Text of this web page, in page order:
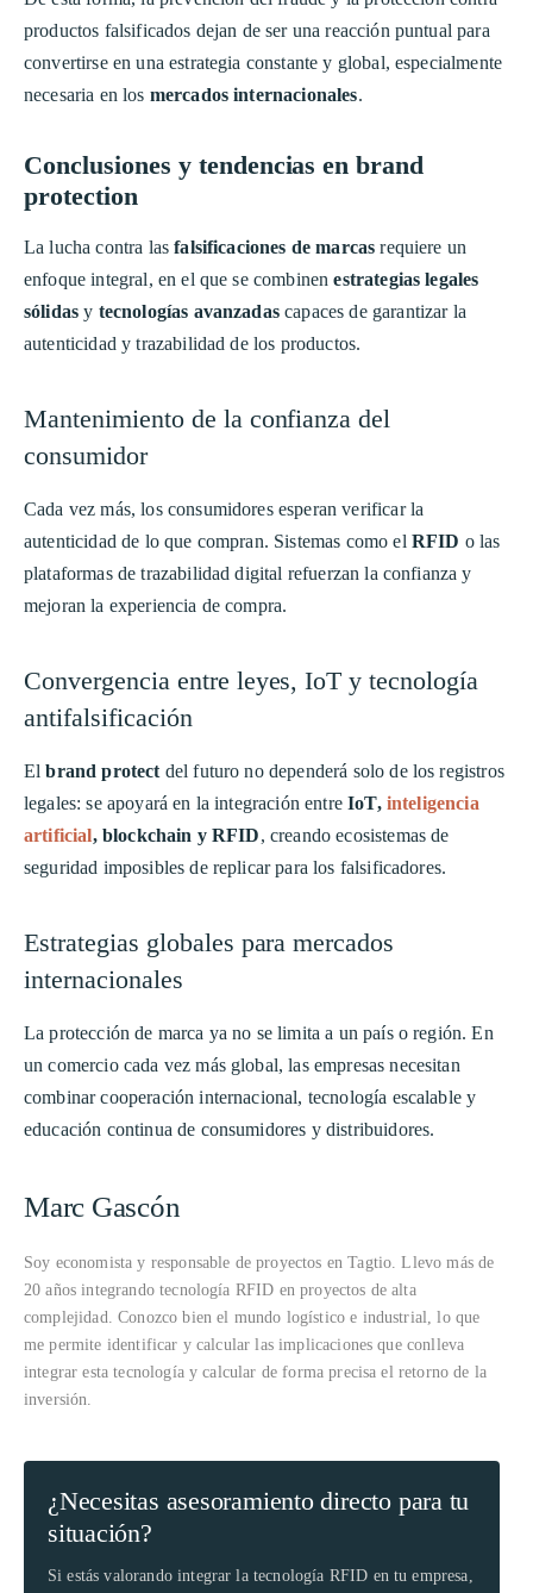
Marc Gascón
Soy economista y responsable de proyectos en Tagtio. Llevo más de
20 años integrando tecnología RFID en proyectos de alta
complejidad. Conozco bien el mundo logístico e industrial, lo que
me permite identificar y calcular las implicaciones que conlleva
integrar esta tecnología y calcular de forma precisa el retorno de la
inversión.
¿Necesitas asesoramiento directo para tu
situación?
Si estás valorando integrar la tecnología RFID en tu empresa,
productos falsificados dejan de ser una reacción puntual para
convertirse en una estrategia constante y global, especialmente
necesaria en los mercados internacionales.
Conclusiones y tendencias en brand
protection
La lucha contra lasfalsificaciones de marcas requiere un
enfoque integral, en el que se combinenestrategias legales
sólidas y tecnologías avanzadascapaces de garantizar la
autenticidad y trazabilidad de los productos.
Mantenimiento de la confianza del
consumidor
Cada vez más, los consumidores esperan verificar la
autenticidad de lo que compran. Sistemas como el RFID o las
plataformas de trazabilidad digital refuerzan la confianza y
mejoran la experiencia de compra.
Convergencia entre leyes, IoT y tecnología
antifalsificación
Elbrand protect del futuro no dependerá solo de los registros
legales: se apoyará en la integración entreIoT,inteligencia
artificial, blockchain y RFID, creando ecosistemas de
seguridad imposibles de replicar para los falsificadores.
Estrategias globales para mercados
internacionales
La protección de marca ya no se limita a un país o región. En
un comercio cada vez más global, las empresas necesitan
combinar cooperación internacional, tecnología escalable y
educación continua de consumidores y distribuidores.